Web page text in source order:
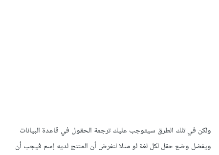
ولكن في تلك الطرق سيتوجب عليك ترجمة الحقول في قاعدة البيانات
ويفضل وضع حقل لكل لغة لو مثلا لنفرض أن المنتج لديه إسم فيجب أن